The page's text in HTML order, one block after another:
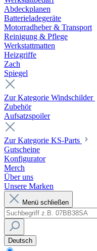
Abdeckplanen
Batterieladegeräte
Motorradheber & Transport
Reinigung & Pflege
Werkstattmatten
Heizgriffe
Zach
Spiegel
Zur Kategorie Windschilder
Zubehör
Aufsatzspoiler
Zur Kategorie KS-Parts
Gutscheine
Konfigurator
Merch
Über uns
Unsere Marken
Menü schließen
Deutsch